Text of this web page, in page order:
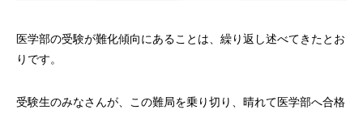
医学部の受験が難化傾向にあることは、繰り返し述べてきたとお
りです。
受験生のみなさんが、この難局を乗り切り、晴れて医学部へ合格